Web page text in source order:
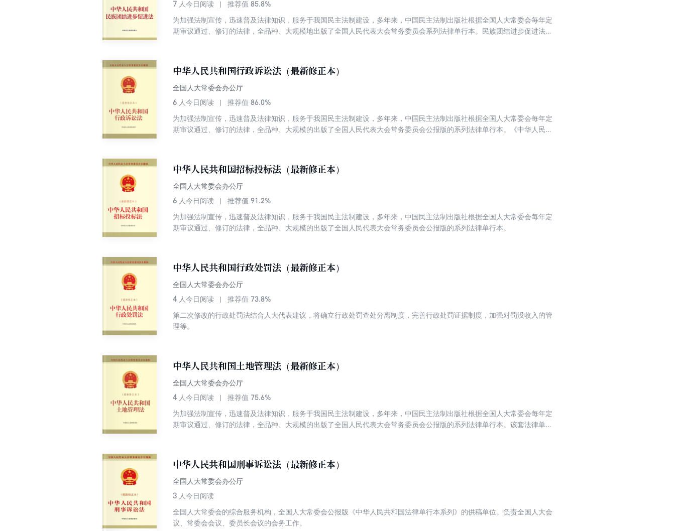
7 人今日阅读 推荐值 85.8%
为加强法制宣传，迅速普及法律知识，服务于我国民主法制建设，多年来，中国民主法制出版社根据全国人大常委会每年定
期审议通过、修订的法律，全品种、大规模地出版了全国人民代表大会常务委员会系列法律单行本。民族团结进步促进法二
体建设的基础性法律。
中华人民共和国行政诉讼法（最新修正本）
全国人大常委会办公厅
6 人今日阅读 推荐值 86.0%
为加强法制宣传，迅速普及法律知识，服务于我国民主法制建设，多年来，中国民主法制出版社根据全国人大常委会每年定
期审议通过、修订的法律，全品种、大规模的出版了全国人民代表大会常务委员会公报版的系列法律单行本。《中华人民共
中华人民共和国招标投标法（最新修正本）
全国人大常委会办公厅
6 人今日阅读 推荐值 91.2%
为加强法制宣传，迅速普及法律知识，服务于我国民主法制建设，多年来，中国民主法制出版社根据全国人大常委会每年定
期审议通过、修订的法律，全品种、大规模的出版了全国人民代表大会常务委员会公报版的系列法律单行本。
中华人民共和国行政处罚法（最新修正本）
全国人大常委会办公厅
4 人今日阅读 推荐值 73.8%
第二次修改的行政处罚法结合人大代表建议，将确立行政处罚查处分离制度，完善行政处罚证据制度，加强对罚没收入的管
理等。
中华人民共和国土地管理法（最新修正本）
全国人大常委会办公厅
4 人今日阅读 推荐值 75.6%
为加强法制宣传，迅速普及法律知识，服务于我国民主法制建设，多年来，中国民主法制出版社根据全国人大常委会每年定
期审议通过、修订的法律，全品种、大规模的出版了全国人民代表大会常务委员会公报版的系列法律单行本。该套法律单行
地征收、集体经营性建设用地入市、宅基地制度以及其他修改四个方面更好地规范土地管理制度。
中华人民共和国刑事诉讼法（最新修正本）
全国人大常委会办公厅
3 人今日阅读
全国人大常委会的综合服务机构，全国人大常委会公报版《中华人民共和国法律单行本系列》的供稿单位。负责全国人大会
议、常委会会议、委员长会议的会务工作。